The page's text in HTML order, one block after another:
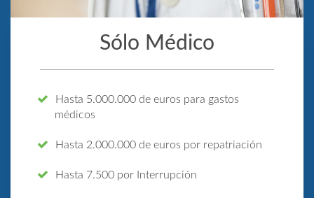
Sólo Médico
Hasta 5.000.000 de euros para gastos
médicos
Hasta 2.000.000 de euros por repatriación
Hasta 7.500 por Interrupción